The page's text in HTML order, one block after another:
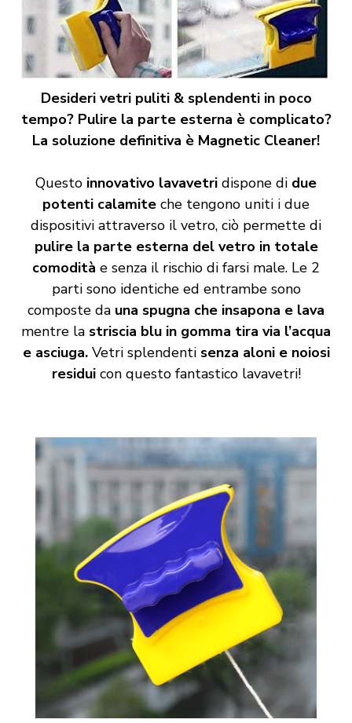
Desideri vetri puliti & splendenti in poco
tempo? Pulire la parte esterna è complicato?
La soluzione definitiva è Magnetic Cleaner!
Questo innovativo lavavetri dispone di due
potenti calamite che tengono uniti i due
dispositivi attraverso il vetro, ciò permette di
pulire la parte esterna del vetro in totale
comodità e senza il rischio di farsi male. Le 2
parti sono identiche ed entrambe sono
composte da una spugna che insapona e lava
mentre la striscia blu in gomma tira via l’acqua
e asciuga.Vetri splendenti senza aloni e noiosi
residuicon questo fantastico lavavetri!